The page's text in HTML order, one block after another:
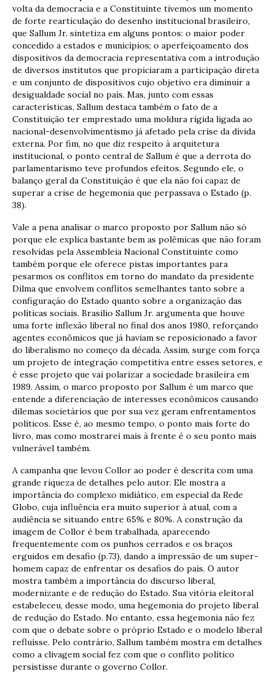
volta da democracia e a Constituinte tivemos um momento
de forte rearticulação do desenho institucional brasileiro,
que Sallum Jr. sintetiza em alguns pontos: o maior poder
concedido a estados e municípios; o aperfeiçoamento dos
dispositivos da democracia representativa com a introdução
de diversos institutos que propiciaram a participação direta
e um conjunto de dispositivos cujo objetivo era diminuir a
desigualdade social no país. Mas, junto com essas
características, Sallum destaca também o fato de a
Constituição ter emprestado uma moldura rígida ligada ao
nacional-desenvolvimentismo já afetado pela crise da dívida
externa. Por fim, no que diz respeito à arquitetura
institucional, o ponto central de Sallum é que a derrota do
parlamentarismo teve profundos efeitos. Segundo ele, o
balanço geral da Constituição é que ela não foi capaz de
superar a crise de hegemonia que perpassava o Estado (p.
38).
Vale a pena analisar o marco proposto por Sallum não só
porque ele explica bastante bem as polêmicas que não foram
resolvidas pela Assembleia Nacional Constituinte como
também porque ele oferece pistas importantes para
pesarmos os conflitos em torno do mandato da presidente
Dilma que envolvem conflitos semelhantes tanto sobre a
configuração do Estado quanto sobre a organização das
políticas sociais. Brasilio Sallum Jr. argumenta que houve
uma forte inflexão liberal no final dos anos 1980, reforçando
agentes econômicos que já haviam se reposicionado a favor
do liberalismo no começo da década. Assim, surge com força
um projeto de integração competitiva entre esses setores, e
é esse projeto que vai polarizar a sociedade brasileira em
1989. Assim, o marco proposto por Sallum é um marco que
entende a diferenciação de interesses econômicos causando
dilemas societários que por sua vez geram enfrentamentos
políticos. Esse é, ao mesmo tempo, o ponto mais forte do
livro, mas como mostrarei mais à frente é o seu ponto mais
vulnerável também.
A campanha que levou Collor ao poder é descrita com uma
grande riqueza de detalhes pelo autor. Ele mostra a
importância do complexo midiático, em especial da Rede
Globo, cuja influência era muito superior à atual, com a
audiência se situando entre 65% e 80%. A construção da
imagem de Collor é bem trabalhada, aparecendo
frequentemente com os punhos cerrados e os braços
erguidos em desafio (p.73), dando a impressão de um super-
homem capaz de enfrentar os desafios do país. O autor
mostra também a importância do discurso liberal,
modernizante e de redução do Estado. Sua vitória eleitoral
estabeleceu, desse modo, uma hegemonia do projeto liberal
de redução do Estado. No entanto, essa hegemonia não fez
com que o debate sobre o próprio Estado e o modelo liberal
refluísse. Pelo contrário, Sallum também mostra em detalhes
como a clivagem social fez com que o conflito político
persistisse durante o governo Collor.